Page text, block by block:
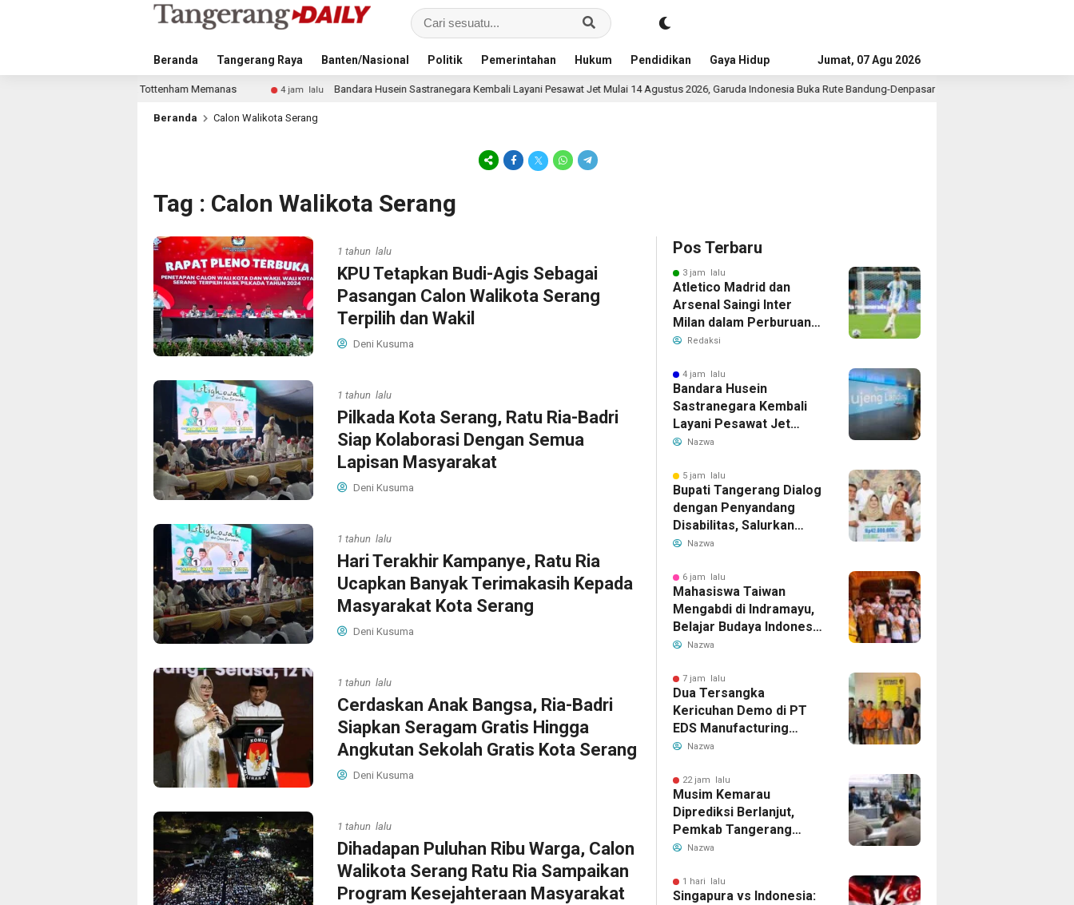
Beranda Tangerang Raya Banten/Nasional Politik Pemerintahan Hukum Pendidikan Gaya Hidup Advertorial
Jumat, 07 Agu 2026
4 jam lalu Bandara Husein Sastranegara Kembali Layani Pesawat Jet Mulai 14 Agustus 2026, Garuda Indonesia Buka Rute Bandung-Denpasar 5 jam lalu Bupati Tangerang Dialog dengan
Beranda Calon Walikota Serang
Tag : Calon Walikota Serang
1 tahun lalu
KPU Tetapkan Budi-Agis Sebagai
Pasangan Calon Walikota Serang
Terpilih dan Wakil
Deni Kusuma
1 tahun lalu
Pilkada Kota Serang, Ratu Ria-Badri
Siap Kolaborasi Dengan Semua
Lapisan Masyarakat
Deni Kusuma
1 tahun lalu
Hari Terakhir Kampanye, Ratu Ria
Ucapkan Banyak Terimakasih Kepada
Masyarakat Kota Serang
Deni Kusuma
1 tahun lalu
Cerdaskan Anak Bangsa, Ria-Badri
Siapkan Seragam Gratis Hingga
Angkutan Sekolah Gratis Kota Serang
Deni Kusuma
1 tahun lalu
Dihadapan Puluhan Ribu Warga, Calon
Walikota Serang Ratu Ria Sampaikan
Program Kesejahteraan Masyarakat
Pos Terbaru
3 jam lalu
Atletico Madrid dan
Arsenal Saingi Inter
Milan dalam Perburuan
Cristian Romero,
Memanas
Redaksi
4 jam lalu
Bandara Husein
Sastranegara Kembali
Layani Pesawat Jet
Mulai 14 Agustus 2026,
Rute Bandung-Denpasar
Nazwa
5 jam lalu
Bupati Tangerang Dialog
dengan Penyandang
Disabilitas, Salurkan
Bantuan dan Tampung
Nazwa
6 jam lalu
Mahasiswa Taiwan
Mengabdi di Indramayu,
Belajar Budaya Indonesia
dan Edukasi Pekerja
Nazwa
7 jam lalu
Dua Tersangka
Kericuhan Demo di PT
EDS Manufacturing
Indonesia Ditahan, Polda
Perebutan Pengelolaan
Limbah
Nazwa
22 jam lalu
Musim Kemarau
Diprediksi Berlanjut,
Pemkab Tangerang
Siapkan Langkah
Bersih
Nazwa
1 hari lalu
Singapura vs Indonesia: